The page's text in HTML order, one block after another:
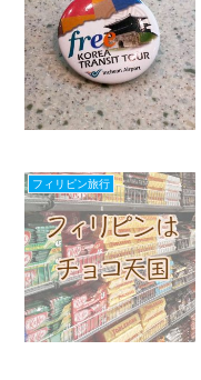
フィリピン旅行